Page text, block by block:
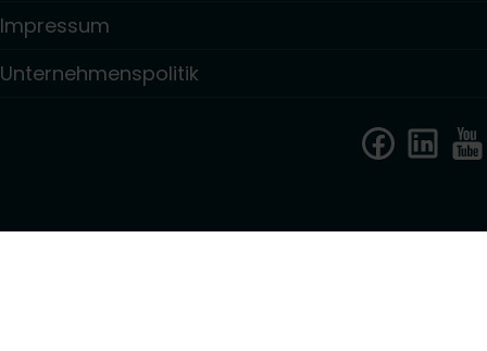
Impressum
Unternehmenspolitik